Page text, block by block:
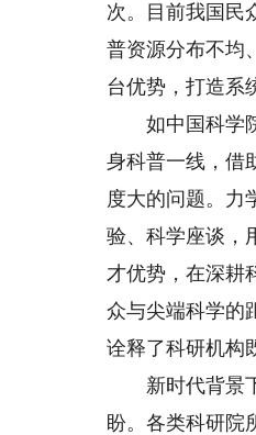
次。目前我国民
普资源分布不均
台优势，打造系
如中国科学院
身科普一线，借
度大的问题。力
验、科学座谈，
才优势，在深耕
众与尖端科学的
诠释了科研机构
新时代背景下
盼。各类科研院